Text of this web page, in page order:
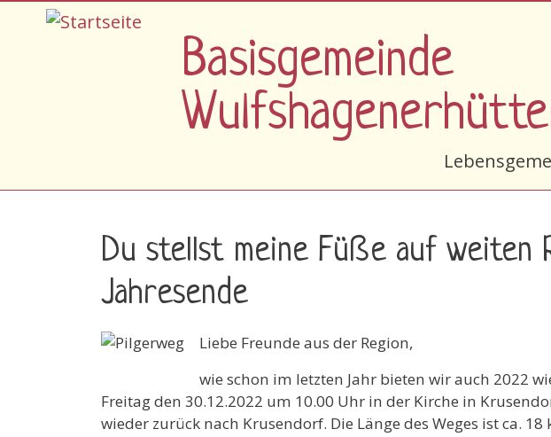
Direkt zum Inhalt
Basisgemeinde
Du stellst meine Füße auf weiten
Jahresende
Liebe Freunde aus der Region,
wie schon im letzten Jahr bieten wir auch 2022
Freitag den 30.12.2022 um 10.00 Uhr in der Kirche in
wieder zurück nach Krusendorf. Die Länge des Weges ist ca. 18